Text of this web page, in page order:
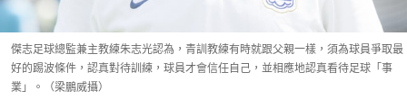
傑志足球總監兼主教練朱志光認為，青訓教練有時就跟父親一樣，須為球員爭取最
好的踢波條件，認真對待訓練，球員才會信任自己，並相應地認真看待足球「事
業」。（梁鵬威攝）